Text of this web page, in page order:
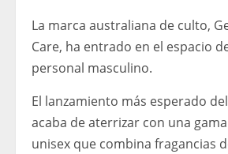
La marca australiana de culto,
Care, ha entrado en el espacio
personal masculino.
El lanzamiento más esperado
acaba de aterrizar con una
unisex que combina fragancias